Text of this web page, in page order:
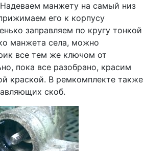
манжету на самый низ
его к корпусу
заправляем по кругу тонкой
манжета села, можно
все тем же ключом от
пока все разобрано, красим
краской. В ремкомплекте также
скоб.